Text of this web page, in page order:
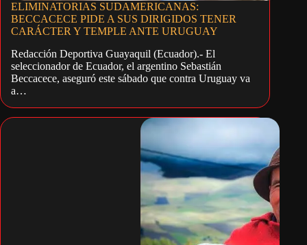
ELIMINATORIAS SUDAMERICANAS:
BECCACECE PIDE A SUS DIRIGIDOS TENER
CARÁCTER Y TEMPLE ANTE URUGUAY
Redacción Deportiva Guayaquil (Ecuador).- El
seleccionador de Ecuador, el argentino Sebastián
Beccacece, aseguró este sábado que contra Uruguay va
a…